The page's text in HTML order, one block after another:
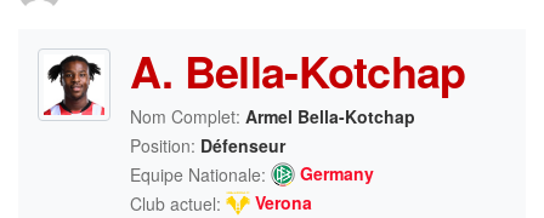
A. Bella-Kotchap
Nom Complet: Armel Bella-Kotchap
Position: Défenseur
Equipe Nationale:
Germany
Club actuel:
Verona